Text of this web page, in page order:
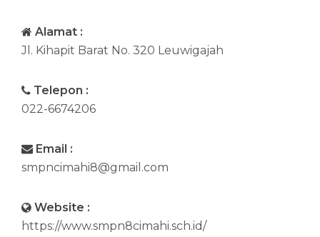
Alamat :
Jl. Kihapit Barat No. 320 Leuwigajah
Telepon :
022-6674206
Email :
smpncimahi8@gmail.com
Website :
https://www.smpn8cimahi.sch.id/